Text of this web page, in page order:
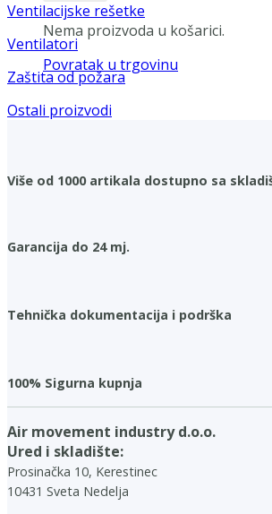
Nema proizvoda u košarici.
Povratak u trgovinu
Ventilacijske rešetke
Ventilatori
Zaštita od požara
Ostali proizvodi
Više od 1000 artikala dostupno sa
Garancija do 24 mj.
Tehnička dokumentacija i podrška
100% Sigurna kupnja
Air movement industry d.o.o.
Ured i skladište:
Prosinačka 10, Kerestinec
10431 Sveta Nedelja